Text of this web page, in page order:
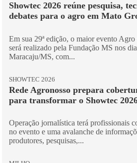
Showtec 2026 reúne pesquisa,
debates para o agro em Mato
Em sua 29ª edição, o maior evento
será realizado pela Fundação MS nos
Maracaju/MS, com...
SHOWTEC 2026
Rede Agronosso prepara
para transformar o Showtec
Operação jornalística terá profissionais
no evento e uma avalanche de
produtores, pesquisas,...